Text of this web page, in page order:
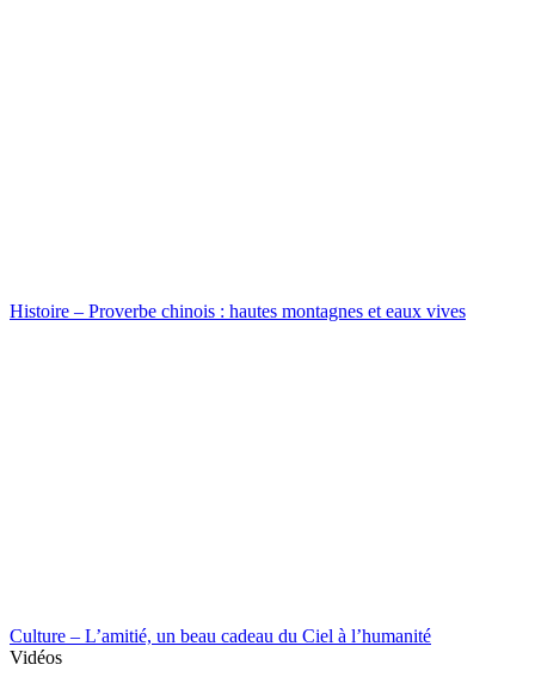
Histoire – Proverbe chinois : hautes montagnes et eaux vives
Culture – L’amitié, un beau cadeau du Ciel à l’humanité
Vidéos